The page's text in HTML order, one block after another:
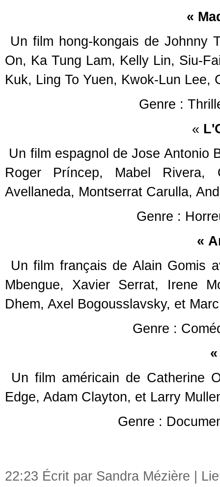
«
Un film hong-kongais de Johnny
On, Ka Tung Lam, Kelly Lin, Siu-
Kuk, Ling To Yuen, Kwok-Lun Lee,
Genre :
«
Un film espagnol de Jose Antonio
Roger Príncep, Mabel Rivera,
Avellaneda, Montserrat Carulla,
Genre :
«
Un film français de Alain Gomis
Mbengue, Xavier Serrat, Irene
Dhem, Axel Bogousslavsky, et
Genre :
Un film américain de Catherine
Edge, Adam Clayton, et Larry
Genre :
22:23 Écrit par Sandra Mézière |